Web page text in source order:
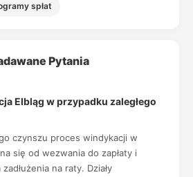
spłat
Pytania
Elbląg w przypadku zaległego
czynszu proces windykacji w
się od wezwania do zapłaty i
na raty. Działy